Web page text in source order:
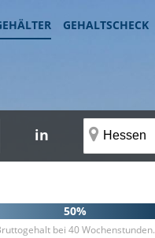
GEHALTSCHECK
in
50%
bei 40 Wochenstunden.